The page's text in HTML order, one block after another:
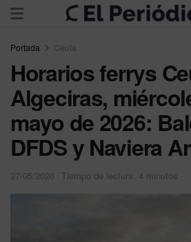
Portada Ceuta
Horarios ferrys
Algeciras,
mayo de 2026:
DFDS y Naviera
27/05/2026 Tiempo de lectura: 4 minutos